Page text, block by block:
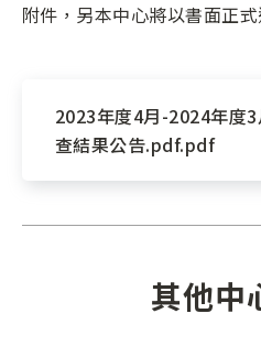
附件，另本中心將以書面正
2023年度4月-2024年度
查結果公告.pdf.pdf
其他中